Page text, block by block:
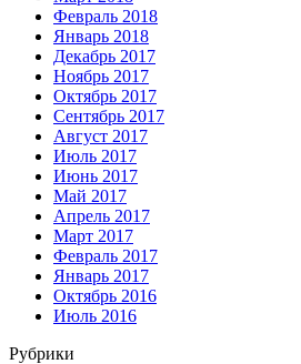
Февраль 2018
Январь 2018
Декабрь 2017
Ноябрь 2017
Октябрь 2017
Сентябрь 2017
Август 2017
Июль 2017
Июнь 2017
Май 2017
Апрель 2017
Март 2017
Февраль 2017
Январь 2017
Октябрь 2016
Июль 2016
Рубрики